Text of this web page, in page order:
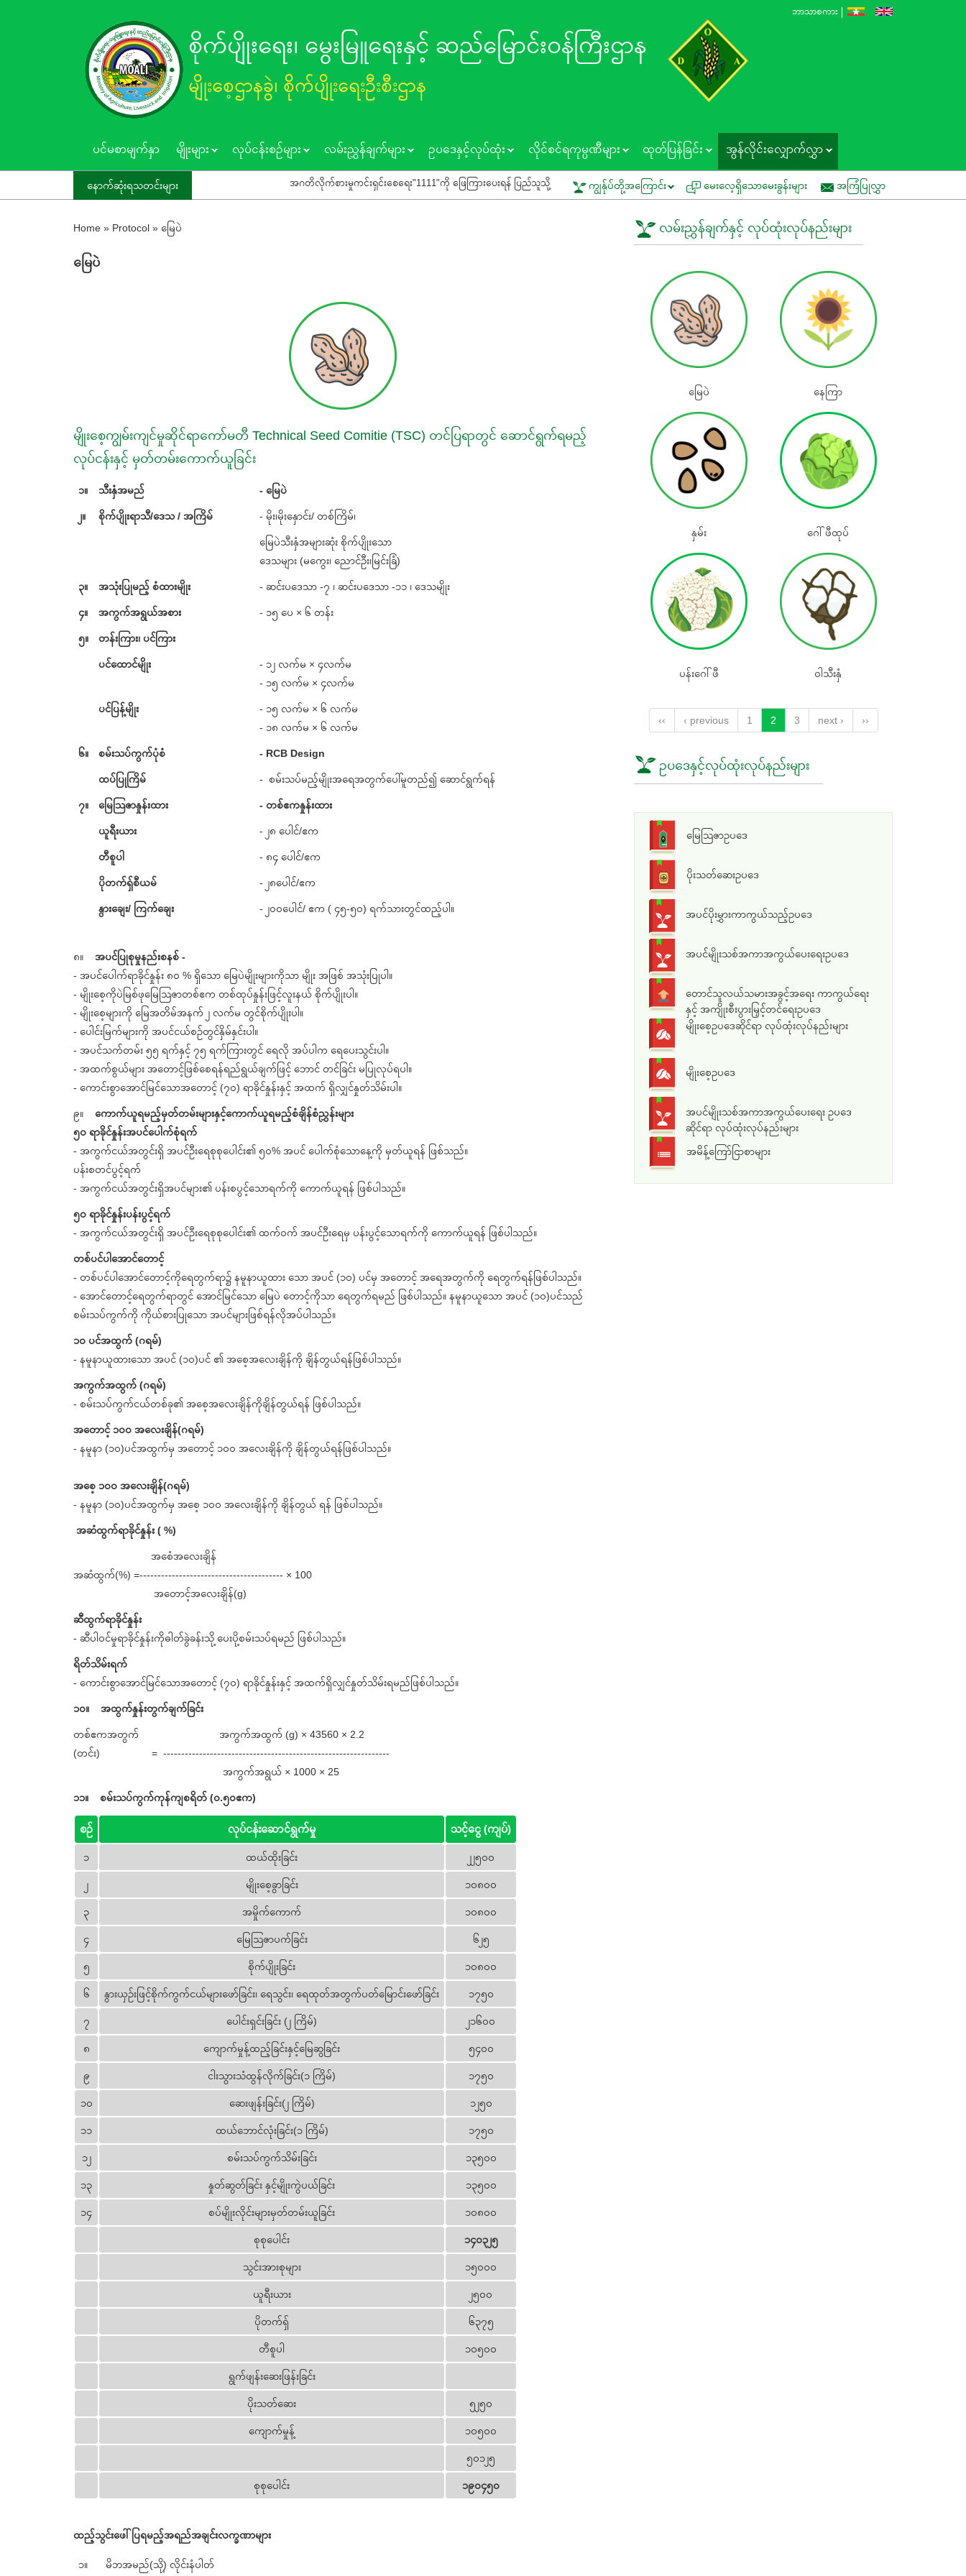
ဘာသာစကား
စိုက်ပျိုးရေး၊ မွေးမြူရေးနှင့် ဆည်မြောင်း၀န်ကြီးဌာန
မျိုးစေ့ဌာနခွဲ၊ စိုက်ပျိုးရေးဦးစီးဌာန
ပင်မစာမျက်နှာ မျိုးများ လုပ်ငန်းစဥ်များ လမ်းညွှန်ချက်များ ဥပဒေနှင့်လုပ်ထုံး လိုင်စင်ရကုမ္ပဏီများ ထုတ်ပြန်ခြင်း အွန်လိုင်းလျှောက်လွှာ
နောက်ဆုံးရသတင်းများ အဂတိလိုက်စားမှုကင်းရှင်းစေရေး"1111"ကို ဖြေကြားပေးရန် ပြည်သူသို့ သတိပေးနှိုးဆော်ခြင်း ကွင်းသရုပ်ပြပွဲတွင် ပူးပေါင်းပါဝင်နိုင်ပါရန် ဖိတ်ကြားခြင်း အမိန့်ကြော်ငြာစာအမှတ် (၁/၂
ကျွန်ုပ်တို့အကြောင်း မေးလေ့ရှိသောမေးခွန်းများ အကြံပြုလွှာ
Home » Protocol » မြေပဲ
မြေပဲ
မျိုးစေ့ကျွမ်းကျင်မှုဆိုင်ရာကော်မတီ Technical Seed Comitie (TSC) တင်ပြရာတွင် ဆောင်ရွက်ရမည့်
လုပ်ငန်းနှင့် မှတ်တမ်းကောက်ယူခြင်း
၁။ သီးနှံအမည် - မြေပဲ
၂။ စိုက်ပျိုးရာသီ/ဒေသ / အကြိမ် - မိုး၊မိုးနှောင်း/ တစ်ကြိမ်၊
မြေပဲသီးနှံအများဆုံး စိုက်ပျိုးသော
ဒေသများ (မကွေး၊ ညောင်ဦး၊မြင်းခြံ)
၃။ အသုံးပြုမည့် စံထားမျိုး - ဆင်းပဒေသာ -၇ ၊ ဆင်းပဒေသာ -၁၁ ၊ ဒေသမျိုး
၄။ အကွက်အရွယ်အစား - ၁၅ ပေ × ၆ တန်း
၅။ တန်းကြား၊ ပင်ကြား
ပင်ထောင်မျိုး
- ၁၂ လက်မ × ၄လက်မ
- ၁၅ လက်မ × ၄လက်မ
ပင်ပြန့်မျိုး
- ၁၅ လက်မ × ၆ လက်မ
- ၁၈ လက်မ × ၆ လက်မ
၆။ စမ်းသပ်ကွက်ပုံစံ - RCB Design​
ထပ်ပြုကြိမ် - စမ်းသပ်မည့်မျိုးအရေအတွက်ပေါ်မူတည်၍ ဆောင်ရွက်ရန်
၇။ မြေသြဇာနှုန်းထား - တစ်ဧကနှုန်းထား
ယူရီးယား​ - ၂၈ ပေါင်/ဧက
တီစူပါ - ၈၄ ပေါင်/ဧက
ပိုတက်ရှ်စီယမ် - ၂၈ပေါင်/ဧက
နွားချေး/ ကြက်ချေး - ၂၀၀ပေါင်/ ဧက ( ၄၅-၅၀) ရက်သားတွင်ထည့်ပါ။
၈။ အပင်ပြုစုမှုနည်းစနစ် -
- အပင်ပေါက်ရာခိုင်နှုန်း ၈၀ % ရှိသော မြေပဲမျိုးများကိုသာ မျိုး အဖြစ် အသုံးပြုပါ။
- မျိုးစေ့ကိုပဲမြစ်ဖုမြေသြဇာတစ်ဧက တစ်ထုပ်နှုန်းဖြင့်လူးနယ် စိုက်ပျိုးပါ။
- မျိုးစေ့များကို မြေအတိမ်အနက် ၂ လက်မ တွင်စိုက်ပျိုးပါ။
- ပေါင်းမြက်များကို အပင်ငယ်စဥ်တွင်နှိမ်နှင်းပါ။
- အပင်သက်တမ်း ၅၅ ရက်နှင့် ၇၅ ရက်ကြားတွင် ရေလို အပ်ပါက ရေပေးသွင်းပါ။
- အထက်စွယ်များ အတောင့်ဖြစ်စေရန်ရည်ရွယ်ချက်ဖြင့် ဘောင် တင်ခြင်း မပြုလုပ်ရပါ။
- ကောင်းစွာအောင်မြင်သောအတောင့် (၇၀) ရာခိုင်နှုန်းနှင့် အထက် ရှိလျှင်နှုတ်သိမ်းပါ။
၉။ ကောက်ယူရမည့်မှတ်တမ်းများနှင့်ကောက်ယူရမည့်စံချိန်စံညွှန်းများ
၅၀ ရာခိုင်နှုန်းအပင်ပေါက်စုံရက်
- အကွက်ငယ်အတွင်းရှိ အပင်ဦးရေစုစုပေါင်း၏ ၅၀% အပင် ပေါက်စုံသောနေ့ကို မှတ်ယူရန် ဖြစ်သည်။
ပန်းစတင်ပွင့်ရက်
- အကွက်ငယ်အတွင်းရှိအပင်များ၏ ပန်းစပွင့်သောရက်ကို ကောက်ယူရန် ဖြစ်ပါသည်။
၅၀ ရာခိုင်နှုန်းပန်းပွင့်ရက်
- အကွက်ငယ်အတွင်းရှိ အပင်ဦးရေစုစုပေါင်း၏ ထက်ဝက် အပင်ဦးရေမှ ပန်းပွင့်သောရက်ကို ကောက်ယူရန် ဖြစ်ပါသည်။
တစ်ပင်ပါအောင်တောင့်
- တစ်ပင်ပါအောင်တောင့်ကိုရေတွက်ရာ၌ နမူနာယူထား သော အပင် (၁၀) ပင်မှ အတောင့် အရေအတွက်ကို ရေတွက်ရန်ဖြစ်ပါသည်။
- အောင်တောင့်ရေတွက်ရာတွင် အောင်မြင်သော မြေပဲ တောင့်ကိုသာ ရေတွက်ရမည် ဖြစ်ပါသည်။ နမူနာယူသော အပင် (၁၀)ပင်သည်
စမ်းသပ်ကွက်ကို ကိုယ်စားပြုသော အပင်များဖြစ်ရန်လိုအပ်ပါသည်။
၁၀ ပင်အထွက် (ဂရမ်)
- နမူနာယူထားသော အပင် (၁၀)ပင် ၏ အစေ့အလေးချိန်ကို ချိန်တွယ်ရန်ဖြစ်ပါသည်။
အကွက်အထွက် (ဂရမ်)
- စမ်းသပ်ကွက်ငယ်တစ်ခု၏ အစေ့အလေးချိန်ကိုချိန်တွယ်ရန် ဖြစ်ပါသည်။
အတောင့် ၁၀၀ အလေးချိန်(ဂရမ်)
- နမူနာ (၁၀)ပင်အထွက်မှ အတောင့် ၁၀၀ အလေးချိန်ကို ချိန်တွယ်ရန်ဖြစ်ပါသည်။
အစေ့ ၁၀၀ အလေးချိန်(ဂရမ်)
- နမူနာ (၁၀)ပင်အထွက်မှ အစေ့ ၁၀၀ အလေးချိန်ကို ချိန်တွယ် ရန် ဖြစ်ပါသည်။
အဆံထွက်ရာခိုင်နှုန်း ( %)
အစေံအလေးချိန်
အဆံထွက်(%) =---------------------------------------- × 100
အတောင့်အလေးချိန်(g)
ဆီထွက်ရာခိုင်နှုန်း
- ဆီပါဝင်မှုရာခိုင်နှုန်းကိုဓါတ်ခွဲခန်းသို့ ပေးပို့စမ်းသပ်ရမည် ဖြစ်ပါသည်။
ရိတ်သိမ်းရက်
- ကောင်းစွာအောင်မြင်သောအတောင့် (၇၀) ရာခိုင်နှုန်းနှင့် အထက်ရှိလျှင်နှုတ်သိမ်းရမည်ဖြစ်ပါသည်။
၁၀။ အထွက်နှုန်းတွက်ချက်ခြင်း
တစ်ဧကအတွက် အကွက်အထွက် (g) × 43560 × 2.2
(တင်း) = ---------------------------------------------------------------
အကွက်အရွယ် × 1000 × 25
၁၁။ စမ်းသပ်ကွက်ကုန်ကျစရိတ် (၀.၅၀ဧက)
စဉ် လုပ်ငန်းဆောင်ရွက်မှု သင့်ငွေ (ကျပ်)
၁ ထယ်ထိုးခြင်း ၂၂၅၀၀
၂ မျိုးစေ့ခွာခြင်း ၁၀၈၀၀
၃ အမှိုက်ကောက် ၁၀၈၀၀
၄ မြေသြဇာပက်ခြင်း ၆၂၅
၅ စိုက်ပျိုးခြင်း ၁၀၈၀၀
၆ နွားယှဥ်းဖြင့်စိုက်ကွက်ငယ်များဖော်ခြင်း၊ ရေသွင်း၊ ရေထုတ်အတွက်ပတ်မြောင်းဖော်ခြင်း ၁၇၅၀
၇ ပေါင်းရှင်းခြင်း (၂ ကြိမ်) ၂၁၆၀၀
၈ ကျောက်မှုန့်ထည့်ခြင်းနှင့်မြေဆွခြင်း ၅၄၀၀
၉ ငါးသွားသံထွန်လိုက်ခြင်း(၁ ကြိမ်) ၁၇၅၀
၁၀ ဆေးဖျန်းခြင်း(၂ ကြိမ်) ၁၂၅၀
၁၁ ထယ်ဘောင်လုံးခြင်း(၁ ကြိမ်) ၁၇၅၀
၁၂ စမ်းသပ်ကွက်သိမ်းခြင်း ၁၃၅၀၀
၁၃ နှုတ်ဆွတ်ခြင်း နှင့်မျိုးကွဲပယ်ခြင်း ၁၃၅၀၀
၁၄ စပ်မျိုးလိုင်းများမှတ်တမ်းယူခြင်း ၁၀၈၀၀
စုစုပေါင်း ၁၄၀၃၂၅
သွင်းအားစုများ ၁၅၀၀၀
ယူရီးယား ၂၅၀၀
ပိုတက်ရှ် ၆၃၇၅
တီစူပါ ၁၀၅၀၀
ရွက်ဖျန်းဆေးဖြန်းခြင်း
ပိုးသတ်ဆေး ၅၂၅၀
ကျောက်မှုန့် ၁၀၅၀၀
၅၀၁၂၅
စုစုပေါင်း ၁၉၀၄၅၀
ထည့်သွင်းဖေါ်ပြရမည့်အရည်အချင်းလက္ခဏာများ
၁။ မိဘအမည်(သို့) လိုင်းနံပါတ်
လမ်းညွှန်ချက်နှင့် လုပ်ထုံးလုပ်နည်းများ
မြေပဲ နေကြာ
နှမ်း ‌‌‌ဂေါ်ဖီထုပ်
ပန်းဂေါ်ဖီ ၀ါသီးနှံ
‹‹ ‹ previous 1 2 3 next › ››
ဥပဒေနှင့်လုပ်ထုံးလုပ်နည်းများ
မြေသြဇာဥပဒေ
ပိုးသတ်ဆေးဥပဒေ
အပင်ပိုးမွှားကာကွယ်သည့်ဥပဒေ
အပင်မျိုးသစ်အကာအကွယ်ပေးရေးဥပဒေ
တောင်သူလယ်သမားအခွင့်အရေး ကာကွယ်ရေး
နှင့် အကျိုးစီးပွားမြှင့်တင်ရေးဥပဒေ
မျိုးစေ့ဥပဒေဆိုင်ရာ လုပ်ထုံးလုပ်နည်းများ
မျိုးစေ့ဥပဒေ
အပင်မျိုးသစ်အကာအကွယ်ပေးရေး ဥပဒေ
ဆိုင်ရာ လုပ်ထုံးလုပ်နည်းများ
အမိန့်ကြော်ငြာစာများ